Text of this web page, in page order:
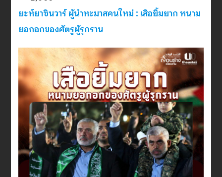
ยะห์ยาซินวาร์ ผู้นำหะมาสคนใหม่ : เสือยิ้มยาก หนาม
ยอกอกของศัตรูผู้รุกราน